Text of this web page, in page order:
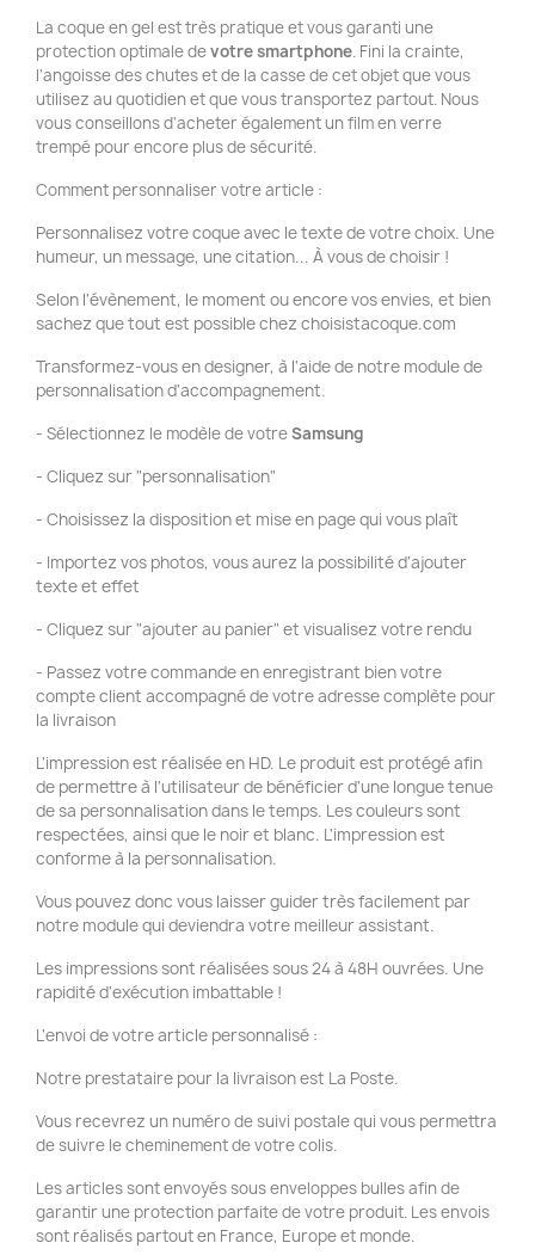
La coque en gel est très pratique et vous garanti une
protection optimale devotre smartphone. Fini la crainte,
l'angoisse des chutes et de la casse de cet objet que vous
utilisez au quotidien et que vous transportez partout. Nous
vous conseillons d'acheter également un film en verre
trempé pour encore plus de sécurité.
Comment personnaliser votre article :
Personnalisez votre coque avec le texte de votre choix. Une
humeur, un message, une citation... À vous de choisir !
Selon l'évènement, le moment ou encore vos envies, et bien
sachez que tout est possible chez choisistacoque.com
Transformez-vous en designer, à l'aide de notre module de
personnalisation d'accompagnement.
- Sélectionnez le modèle de votreSamsung
- Cliquez sur "personnalisation"
- Choisissez la disposition et mise en page qui vous plaît
- Importez vos photos, vous aurez la possibilité d'ajouter
texte et effet
- Cliquez sur "ajouter au panier" et visualisez votre rendu
- Passez votre commande en enregistrant bien votre
compte client accompagné de votre adresse complète pour
la livraison
L'impression est réalisée en HD. Le produit est protégé afin
de permettre à l'utilisateur de bénéficier d'une longue tenue
de sa personnalisation dans le temps. Les couleurs sont
respectées, ainsi que le noir et blanc. L'impression est
conforme à la personnalisation.
Vous pouvez donc vous laisser guider très facilement par
notre module qui deviendra votre meilleur assistant.
Les impressions sont réalisées sous 24 à 48H ouvrées. Une
rapidité d'exécution imbattable !
L'envoi de votre article personnalisé :
Notre prestataire pour la livraison est La Poste.
Vous recevrez un numéro de suivi postale qui vous permettra
de suivre le cheminement de votre colis.
Les articles sont envoyés sous enveloppes bulles afin de
garantir une protection parfaite de votre produit. Les envois
sont réalisés partout en France, Europe et monde.